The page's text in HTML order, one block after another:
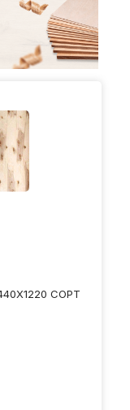
СОРТ